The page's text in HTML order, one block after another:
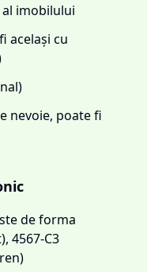
imobilului
același cu
nevoie, poate fi
de forma
4567-C3